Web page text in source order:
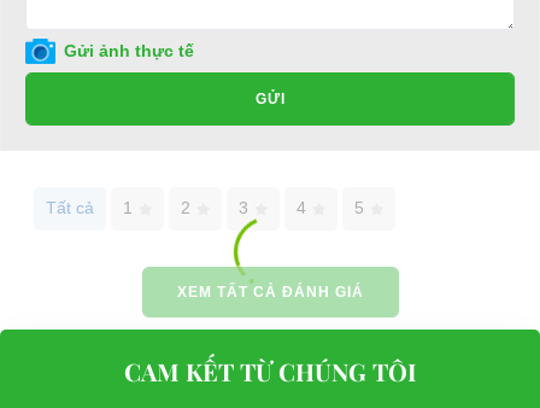
E-mail: phuhuynhkd@gmail.com
Gửi ảnh thực tế
GỬI
Tất cả 1 2 3 4 5
XEM TẤT CẢ ĐÁNH GIÁ
CAM KẾT TỪ CHÚNG TÔI